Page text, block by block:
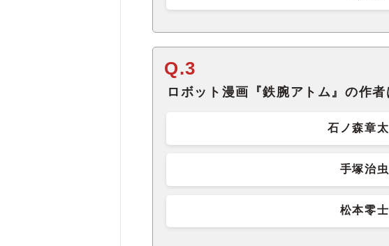
Q.3
ロボット漫画『鉄腕アトム』の作者
石ノ森章
手塚治虫
松本零士